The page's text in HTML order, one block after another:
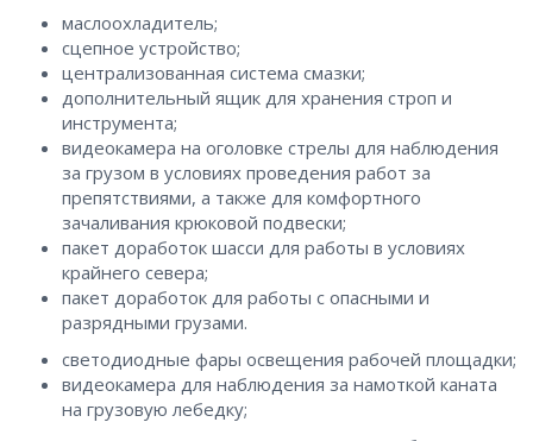
маслоохладитель;
сцепное устройство;
централизованная система смазки;
дополнительный ящик для хранения строп и
инструмента;
видеокамера на оголовке стрелы для наблюдения
за грузом в условиях проведения работ за
препятствиями, а также для комфортного
зачаливания крюковой подвески;
пакет доработок шасси для работы в условиях
крайнего севера;
пакет доработок для работы с опасными и
разрядными грузами.
светодиодные фары освещения рабочей площадки;
видеокамера для наблюдения за намоткой каната
на грузовую лебедку;